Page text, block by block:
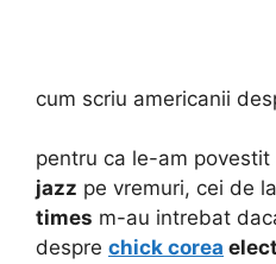
cum scriu americanii
pentru ca le-am
jazz pe vremuri, cei de la
times m-au intrebat
despre chick corea